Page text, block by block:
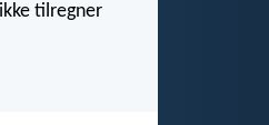
tilregner